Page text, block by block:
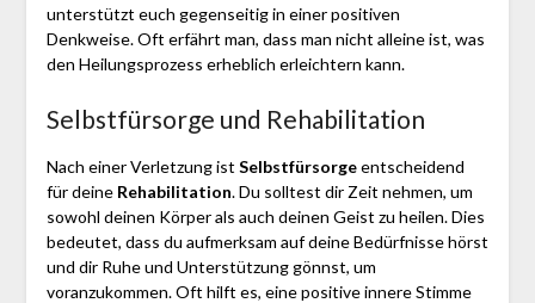
unterstützt euch gegenseitig in einer positiven
Denkweise. Oft erfährt man, dass man nicht alleine ist, was
den Heilungsprozess erheblich erleichtern kann.
Selbstfürsorge und Rehabilitation
Nach einer Verletzung ist Selbstfürsorgeentscheidend
für deine Rehabilitation. Du solltest dir Zeit nehmen, um
sowohl deinen Körper als auch deinen Geist zu heilen. Dies
bedeutet, dass du aufmerksam auf deine Bedürfnisse hörst
und dir Ruhe und Unterstützung gönnst, um
voranzukommen. Oft hilft es, eine positive innere Stimme